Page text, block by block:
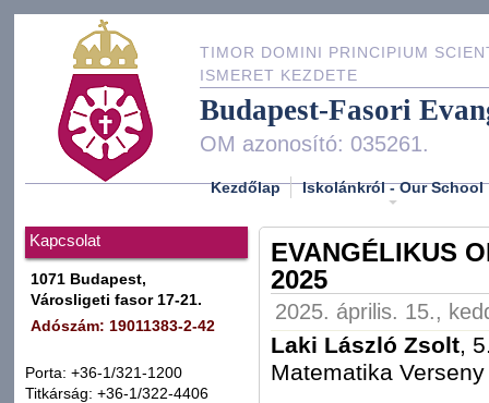
TIMOR DOMINI PRINCIPIUM
ISMERET KEZDETE
Budapest-Fasori
OM azonosító: 035261.
Kezdőlap Iskolánkról - Our School
Kapcsolat
1071 Budapest,
Városligeti fasor 17-21.
Adószám: 19011383-2-42
Porta: +36-1/321-1200
Titkárság: +36-1/322-4406
EVANGÉLIKUS
2025
2025. április. 15.,
Laki László Zsolt,
Matematika